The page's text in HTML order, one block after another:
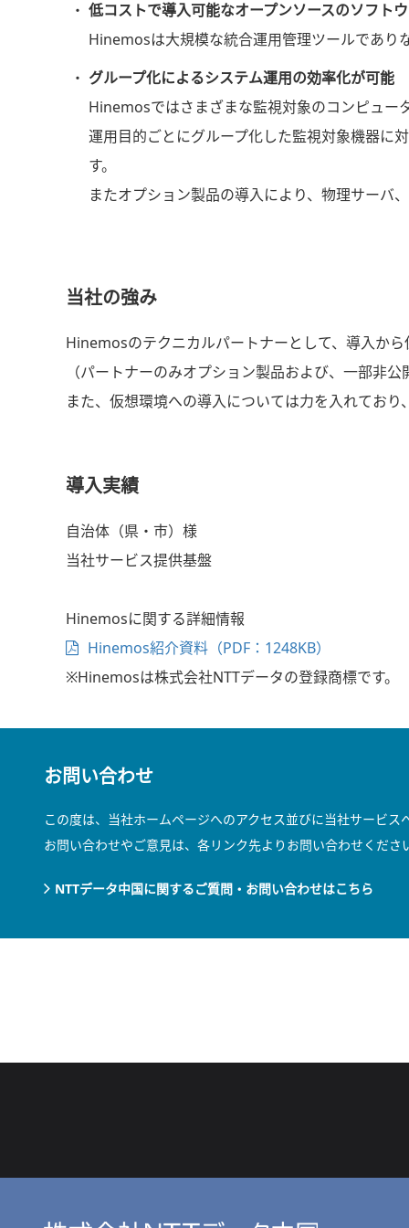
低コストで導入可能なオープンソースのソフト
Hinemosは大規模な統合運用管理ツールであり
グループ化によるシステム運用の効率化が可能
Hinemosではさまざまな監視対象のコンピュー
運用目的ごとにグループ化した監視対象機器に
す。
またオプション製品の導入により、物理サーバ
当社の強み
Hinemosのテクニカルパートナーとして、導入か
（パートナーのみオプション製品および、一部非
また、仮想環境への導入については力を入れてお
導入実績
自治体（県・市）様
当社サービス提供基盤
Hinemosに関する詳細情報
Hinemos紹介資料（PDF：1248KB）
※Hinemosは株式会社NTTデータの登録商標です。
お問い合わせ
この度は、当社ホームページへのアクセス並びに当社サービ
お問い合わせやご意見は、各リンク先よりお問い合わせくださ
NTTデータ中国に関するご質問・お問い合わせはこちら